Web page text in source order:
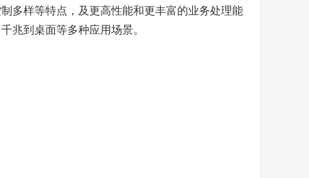
多样等特点，及更高性能和更丰富的业务处理能
兆到桌面等多种应用场景。